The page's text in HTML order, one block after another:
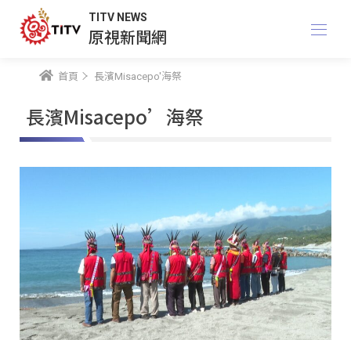
TITV NEWS
原視新聞網
首頁 長濱Misacepo'海祭
長濱Misacepo’海祭